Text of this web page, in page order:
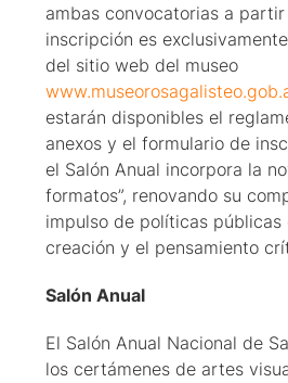
ambas convocatorias a
inscripción es
del sitio web del museo
estarán disponibles el
anexos y el formulario de
el Salón Anual incorpora la
formatos”, renovando su
impulso de políticas públicas
creación y el pensamiento
Salón Anual
El Salón Anual Nacional de
los certámenes de artes